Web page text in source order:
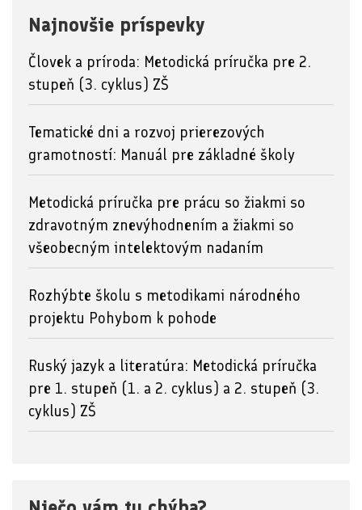
Najnovšie príspevky
Človek a príroda: Metodická príručka pre 2.
stupeň (3. cyklus) ZŠ
Tematické dni a rozvoj prierezových
gramotností: Manuál pre základné školy
Metodická príručka pre prácu so žiakmi so
zdravotným znevýhodnením a žiakmi so
všeobecným intelektovým nadaním
Rozhýbte školu s metodikami národného
projektu Pohybom k pohode
Ruský jazyk a literatúra: Metodická príručka
pre 1. stupeň (1. a 2. cyklus) a 2. stupeň (3.
cyklus) ZŠ